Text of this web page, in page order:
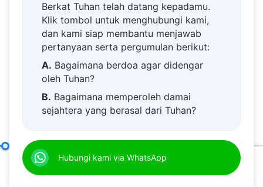
Berkat Tuhan telah datang kepadamu.
Klik tombol untuk menghubungi kami,
dan kami siap membantu menjawab
pertanyaan serta pergumulan berikut:
A. Bagaimana berdoa agar didengar
oleh Tuhan?
B. Bagaimana memperoleh damai
sejahtera yang berasal dari Tuhan?
D.
dekat kepada Tuhan.
E.Bagaimana menyambut kedatangan
Hubungi kami via WhatsApp